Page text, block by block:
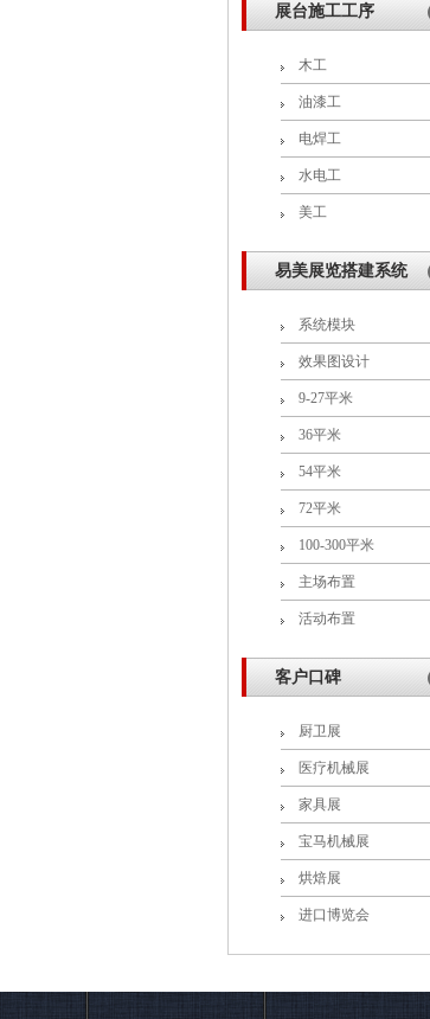
展台施工工序
木工
油漆工
电焊工
水电工
美工
易美展览搭建系统
系统模块
效果图设计
9-27平米
36平米
54平米
72平米
100-300平米
主场布置
活动布置
客户口碑
厨卫展
医疗机械展
家具展
宝马机械展
烘焙展
进口博览会